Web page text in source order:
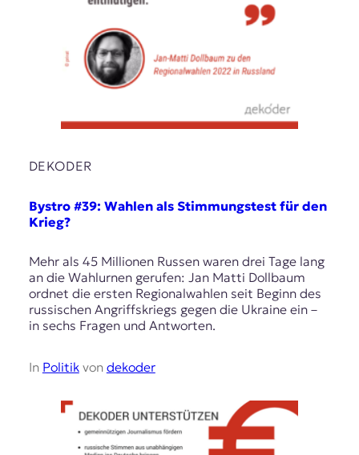
DEKODER
Bystro #39: Wahlen als Stimmungstest für den
Krieg?
Mehr als 45 Millionen Russen waren drei Tage lang
an die Wahlurnen gerufen: Jan Matti Dollbaum
ordnet die ersten Regionalwahlen seit Beginn des
russischen Angriffskriegs gegen die Ukraine ein –
in sechs Fragen und Antworten.
In Politikvon dekoder